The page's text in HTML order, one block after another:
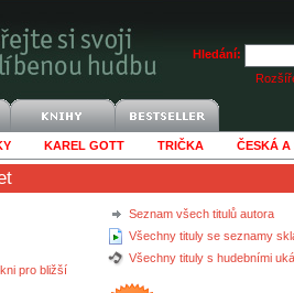
Hledání:
KAREL GOTT TRIČKA ČESKÁ A
Seznam všech titulů autora
Všechny tituly se seznamy
Všechny tituly s hudebními
pro bližší